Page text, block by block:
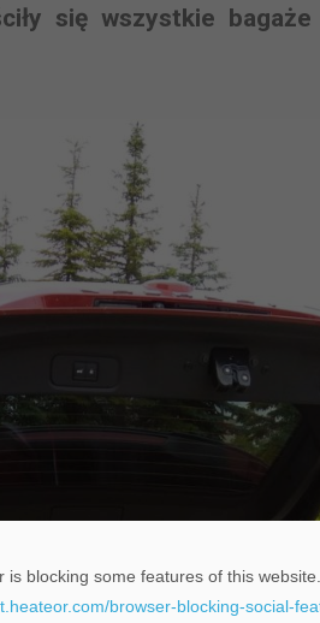
się wszystkie
is blocking some features of this
browser-blocking-social-